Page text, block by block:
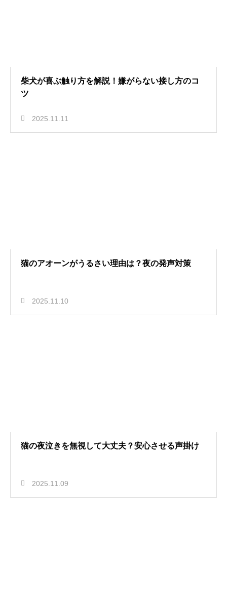
柴犬が喜ぶ触り方を解説！嫌がらない接し方のコ
ツ
2025.11.11
猫のアオーンがうるさい理由は？夜の発声対策
2025.11.10
猫の夜泣きを無視して大丈夫？安心させる声掛け
2025.11.09